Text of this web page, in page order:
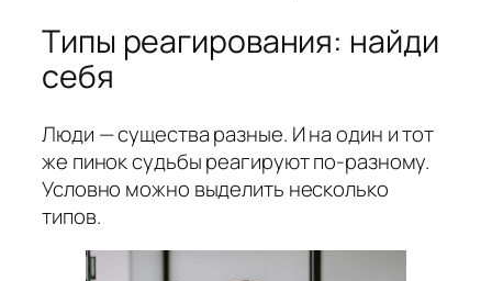
Типы реагирования: найди
себя
Люди — существа разные. И на один и тот
же пинок судьбы реагируют по-разному.
Условно можно выделить несколько
типов.